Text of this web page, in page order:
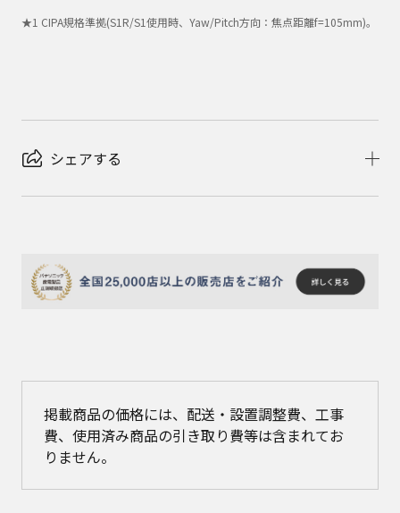
★1 CIPA規格準拠(S1R/S1使用時、Yaw/Pitch方向：焦点距離f=105mm)。
シェアする
掲載商品の価格には、配送・設置調整費、工事
費、使用済み商品の引き取り費等は含まれてお
りません。